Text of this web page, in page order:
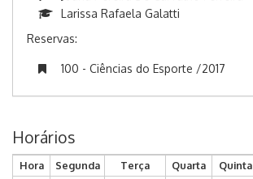
Larissa Rafaela Galatti
Reservas:
100 - Ciências do Esporte /2017
Horários
Hora Segunda Terça Quarta Quinta